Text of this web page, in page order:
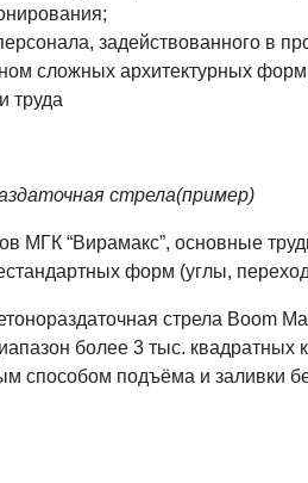
задействованного в
сложных архитектурных
труда
стрела(пример)
МГК “Вирамакс”, основные
форм (углы,
стрела Boom
более 3 тыс.
способом подъёма и заливки